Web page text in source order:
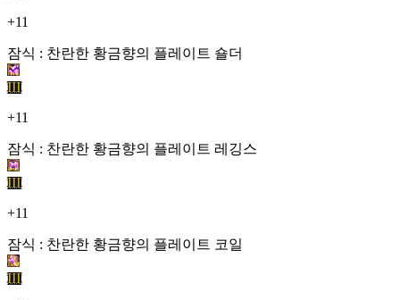
+11
잠식 : 찬란한 황금향의 플레이트 숄더
III
+11
잠식 : 찬란한 황금향의 플레이트 레깅스
III
+11
잠식 : 찬란한 황금향의 플레이트 코일
III